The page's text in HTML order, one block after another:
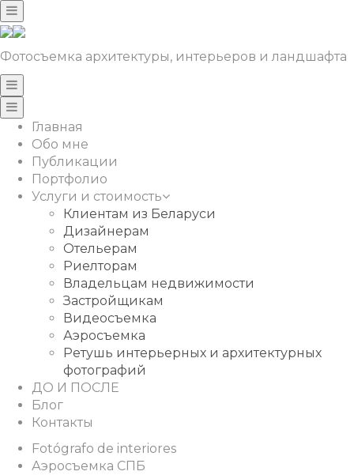
Фотосъемка архитектуры, интерьеров и ландшафта
Главная
Обо мне
Публикации
Портфолио
Услуги и стоимость
Клиентам из Беларуси
Дизайнерам
Отельерам
Риелторам
Владельцам недвижимости
Застройщикам
Видеосъемка
Аэросъемка
Ретушь интерьерных и архитектурных
фотографий
ДО И ПОСЛЕ
Блог
Контакты
Fotógrafo de interiores
Аэросъемка СПБ